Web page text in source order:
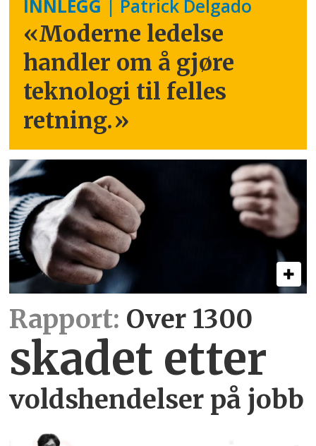
INNLEGG | Patrick Delgado
«Moderne ledelse
handler om å gjøre
teknologi til felles
retning.»
Rapport: Over 1300
skadet etter
voldshendelser på jobb